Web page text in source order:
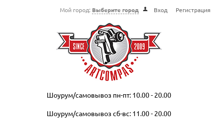
Мой город: Выберите город Вход Регистрация
Шоурум/самовывоз пн-пт: 10.00 - 20.00
Шоурум/самовывоз сб-вс: 11.00 - 20.00